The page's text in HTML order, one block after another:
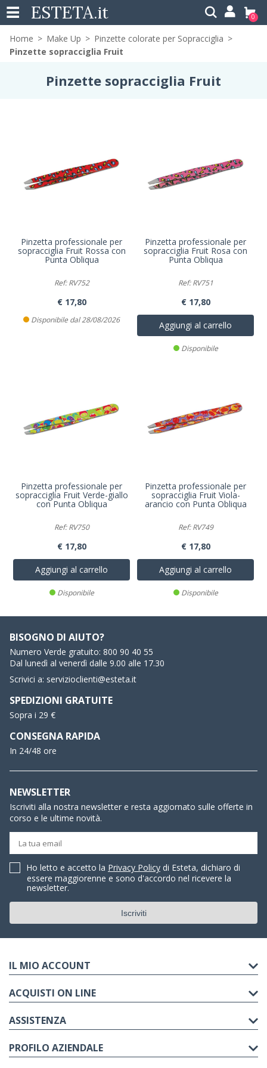
ESTETA.it 0
Home Make Up
Pinzette colorate per Sopracciglia
Pinzette sopracciglia Fruit
Pinzette sopracciglia Fruit
Pinzetta professionale per
sopracciglia Fruit Rossa con
Punta Obliqua
Ref: RV752
€ 17,80
Disponibile dal 28/08/2026
Pinzetta professionale per
sopracciglia Fruit Rosa con
Punta Obliqua
Ref: RV751
€ 17,80
Aggiungi al carrello
Disponibile
Pinzetta professionale per
sopracciglia Fruit Verde-giallo
con Punta Obliqua
Ref: RV750
€ 17,80
Aggiungi al carrello
Disponibile
Pinzetta professionale per
sopracciglia Fruit Viola-
arancio con Punta Obliqua
Ref: RV749
€ 17,80
Aggiungi al carrello
Disponibile
BISOGNO DI AIUTO?
Numero Verde gratuito: 800 90 40 55
Dal lunedì al venerdì dalle 9.00 alle 17.30
Scrivici a: servizioclienti@esteta.it
SPEDIZIONI GRATUITE
Sopra i 29 €
CONSEGNA RAPIDA
In 24/48 ore
NEWSLETTER
Iscriviti alla nostra newsletter e resta aggiornato sulle offerte in
corso e le ultime novità.
Ho letto e accetto la Privacy Policy di Esteta, dichiaro di
essere maggiorenne e sono d'accordo nel ricevere la
newsletter.
IL MIO ACCOUNT
ACQUISTI ON LINE
ASSISTENZA
PROFILO AZIENDALE